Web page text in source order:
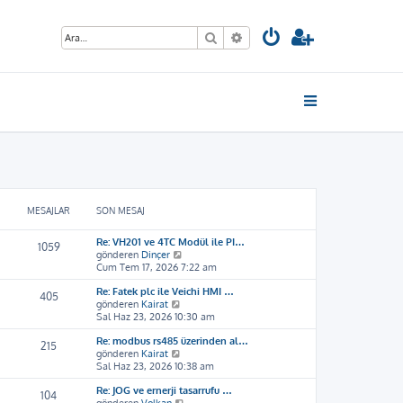
Ara Gelişmiş arama
MESAJLAR SON MESAJ
1059
Re: VH201 ve 4TC Modül ile PI…
gönderen Dinçer
o
n
m
s
a
j
g
ö
r
Cum Tem 17, 2026 7:22 am
405
Re: Fatek plc ile Veichi HMI …
gönderen Kairat
o
n
m
s
a
j
Sal Haz 23, 2026 10:30 am
215
Re: modbus rs485 üzerinden al…
gönderen Kairat
o
n
m
Sal Haz 23, 2026 10:38 am
104
Re: JOG ve ernerji tasarrufu …